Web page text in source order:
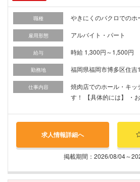
職種 やきにくのバクロでの
雇用形態 アルバイト・パート
給与 時給 1,300円～1,500円
勤務地 福岡県福岡市博多区住吉
仕事内容
焼肉店でのホール・キッ
す！ 【具体的には】 ・
求人情報詳細へ
掲載期間：2026/08/04～